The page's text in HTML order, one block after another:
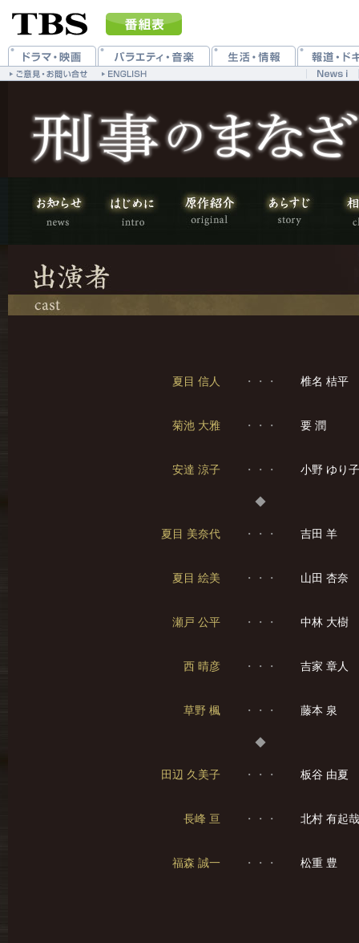
夏目 信人 ・・・ 椎名 桔平
菊池 大雅 ・・・ 要 潤
安達 涼子 ・・・ 小野 ゆり子
◆
夏目 美奈代 ・・・ 吉田 羊
夏目 絵美 ・・・ 山田 杏奈
瀬戸 公平 ・・・ 中林 大樹
西 晴彦 ・・・ 吉家 章人
草野 楓 ・・・ 藤本 泉
◆
田辺 久美子 ・・・ 板谷 由夏
長峰 亘 ・・・ 北村 有起哉
福森 誠一 ・・・ 松重 豊